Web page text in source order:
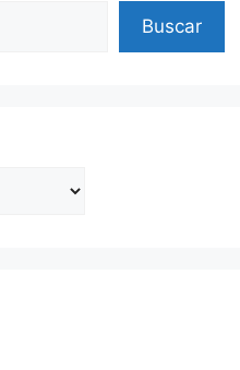
Buscar